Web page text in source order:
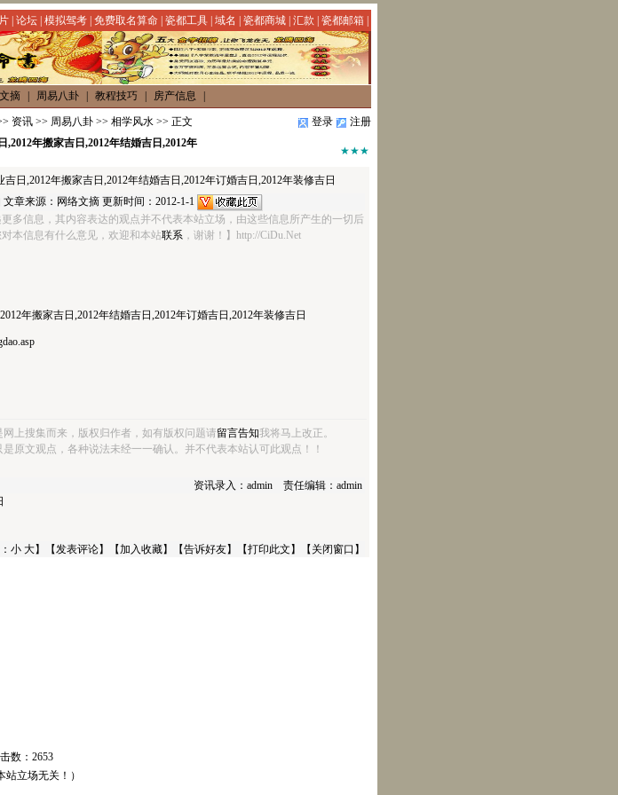
| 论坛| 模拟驾考| 免费取名算命| 瓷都工具| 域名 瓷都商城| 汇款 瓷都邮箱
摘 周易八卦 教程技巧 房产信息
资讯>> 周易八卦>> 相学风水>> 正文 登录
注册
,2012年搬家吉日,2012年结婚吉日,2012年
★★★
吉日,2012年搬家吉日,2012年结婚吉日,2012年订婚吉日,2012年装修吉日
章来源： 网络文摘更新时间：2012-1-1
更多信息，其内容表达的观点并不代表本站立场，由这些信息所产生的一切后
本信息有什么意见，欢迎和本站联系，谢谢！】http://CiDu.Net
年搬家吉日,2012年结婚吉日,2012年订婚吉日,2012年装修吉日
上搜集而来，版权归作者，如有版权问题请留言告知我将马上改正。
原文观点，各种说法未经一一确认。并不代表本站认可此观点！！
资讯录入：admin 责任编辑：admin
小 大】【发表评论】【加入收藏】【告诉好友】【打印此文 】【 关闭窗口 】
数： 2653
立场无关！）